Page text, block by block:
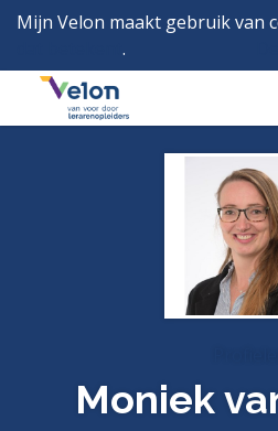
Mijn Velon maakt gebruik van
.
Menu
Moniek